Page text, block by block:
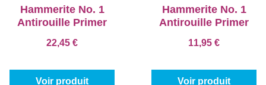
Hammerite No. 1
Antirouille Primer
22,45 €
Voir produit
Hammerite No. 1
Antirouille Primer
11,95 €
Voir produit